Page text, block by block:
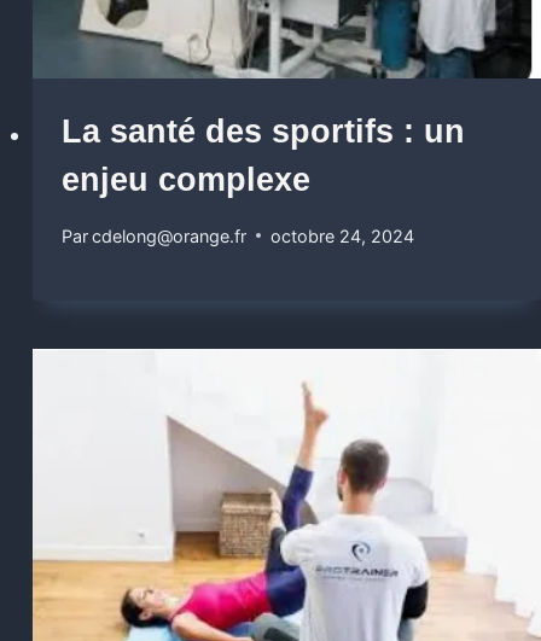
La santé des sportifs : un
enjeu complexe
Parcdelong@orange.fr octobre 24, 2024